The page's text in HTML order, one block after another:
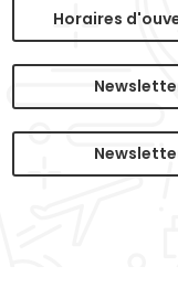
Horaires